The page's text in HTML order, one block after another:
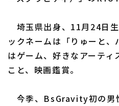
利用規約
運営会社 （別ウィンドウで開く）
特定商取引法の表示
埼玉県出身、11月24日
ックネームは「りゅーと
はゲーム、好きなアーティ
こと、映画鑑賞。
今季、BsGravity初の男